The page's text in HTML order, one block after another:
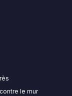
le mur